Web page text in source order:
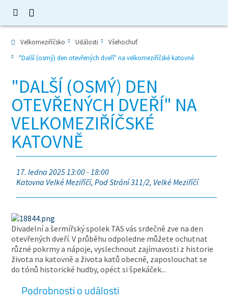
Velkomeziříčsko Události
Všehochuť
"Další (osmý) den otevřených dveří" na velkomeziříčské katovně
"DALŠÍ (OSMÝ) DEN
OTEVŘENÝCH DVEŘÍ" NA
VELKOMEZIŘÍČSKÉ
KATOVNĚ
17. ledna 2025 13:00 - 18:00
Katovna Velké Meziříčí, Pod Strání 311/2, Velké Meziříčí
Divadelní a šermířský spolek TAS vás srdečně zve na den
otevřených dveří. V průběhu odpoledne můžete ochutnat
různé pokrmy a nápoje, vyslechnout zajímavosti z historie
života na katovně a života katů obecně, zaposlouchat se
do tónů historické hudby, opéct si špekáček...
Podrobnosti o události